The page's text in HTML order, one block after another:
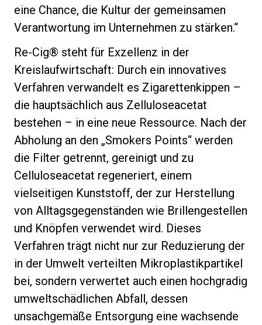
eine Chance, die Kultur der gemeinsamen
Verantwortung im Unternehmen zu stärken.“
Re-Cig® steht für Exzellenz in der
Kreislaufwirtschaft: Durch ein innovatives
Verfahren verwandelt es Zigarettenkippen –
die hauptsächlich aus Zelluloseacetat
bestehen – in eine neue Ressource. Nach der
Abholung an den „Smokers Points“ werden
die Filter getrennt, gereinigt und zu
Celluloseacetat regeneriert, einem
vielseitigen Kunststoff, der zur Herstellung
von Alltagsgegenständen wie Brillengestellen
und Knöpfen verwendet wird. Dieses
Verfahren trägt nicht nur zur Reduzierung der
in der Umwelt verteilten Mikroplastikpartikel
bei, sondern verwertet auch einen hochgradig
umweltschädlichen Abfall, dessen
unsachgemäße Entsorgung eine wachsende